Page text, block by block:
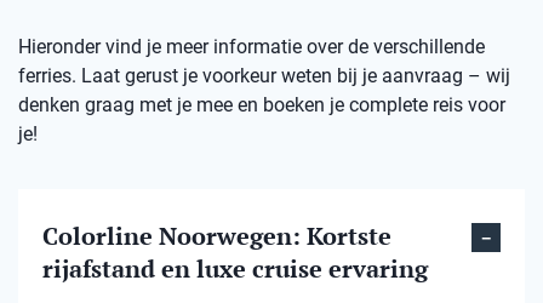
Hieronder vind je meer informatie over de verschillende
ferries. Laat gerust je voorkeur weten bij je aanvraag – wij
denken graag met je mee en boeken je complete reis voor
je!
Colorline Noorwegen: Kortste
rijafstand en luxe cruise ervaring